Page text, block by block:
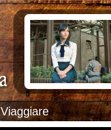
Viaggiare
Documenti
Italiani in Costa
L’ambasciata
Opportunità